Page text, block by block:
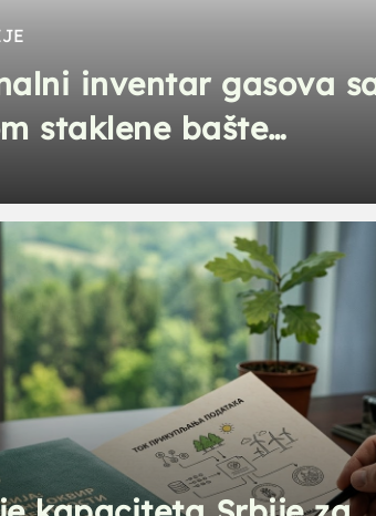
inventar gasova
staklene bašte